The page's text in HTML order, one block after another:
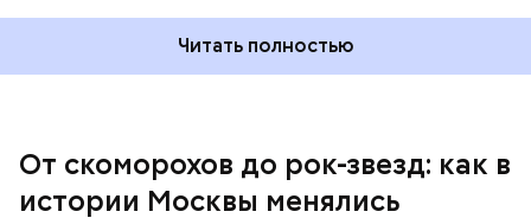
Читать полностью
От скоморохов до рок-звезд: как в
истории Москвы менялись
только веселили народ на улицах и площадях, но и
выступали при царском дворе: поклонником
скоморошьего творчества был Иван Грозный.